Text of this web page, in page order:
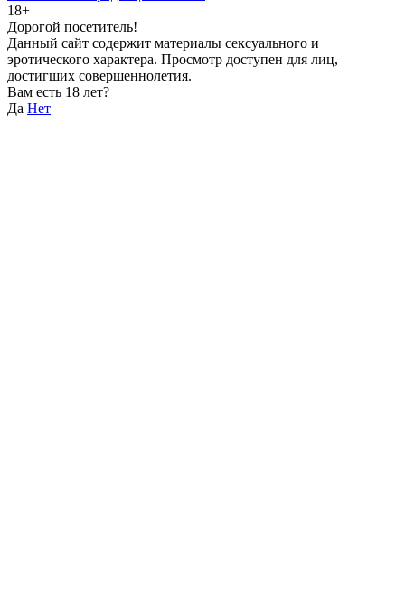
18+
Дорогой посетитель!
Данный сайт содержит материалы сексуального и
эротического характера. Просмотр доступен для лиц,
достигших совершеннолетия.
Вам есть 18 лет?
Да Нет